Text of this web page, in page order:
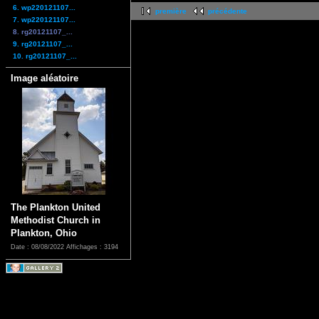
6. wp220121107...
7. wp220121107...
8. rg20121107_...
9. rg20121107_...
10. rg20121107_...
Image aléatoire
The Plankton United
Methodist Church in
Plankton, Ohio
Date : 08/08/2022 Affichages : 3194
première précédente